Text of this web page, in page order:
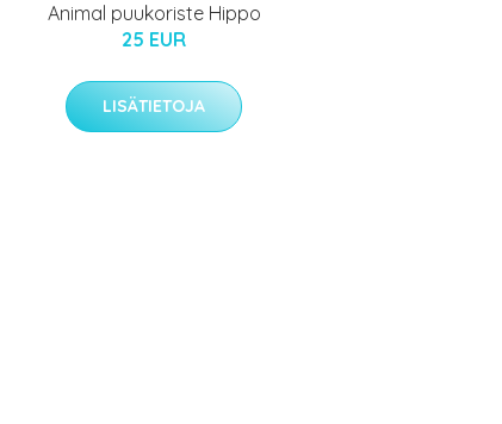
Animal puukoriste Hippo
25 EUR
LISÄTIETOJA